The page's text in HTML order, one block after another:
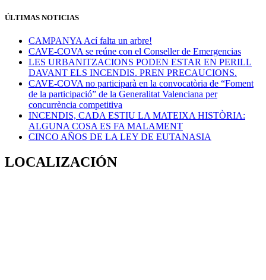
ÚLTIMAS NOTICIAS
CAMPANYA Ací falta un arbre!
CAVE-COVA se reúne con el Conseller de Emergencias
LES URBANITZACIONS PODEN ESTAR EN PERILL
DAVANT ELS INCENDIS. PREN PRECAUCIONS.
CAVE-COVA no participarà en la convocatòria de “Foment
de la participació” de la Generalitat Valenciana per
concurrència competitiva
INCENDIS, CADA ESTIU LA MATEIXA HISTÒRIA:
ALGUNA COSA ES FA MALAMENT
CINCO AÑOS DE LA LEY DE EUTANASIA
LOCALIZACIÓN